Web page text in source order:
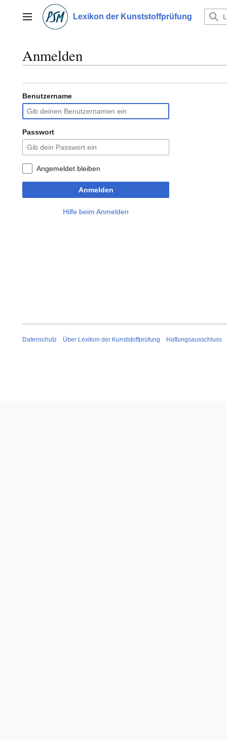
springenHauptmenü Lexikon der Kunststoffprüfung
Anmelden
Benutzername
Passwort
Angemeldet bleiben
Anmelden
Hilfe beim Anmelden
Datenschutz Über Lexikon der Kunststoffprüfung Haftungsausschluss